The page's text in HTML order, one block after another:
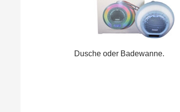
Dusche oder Badewanne.